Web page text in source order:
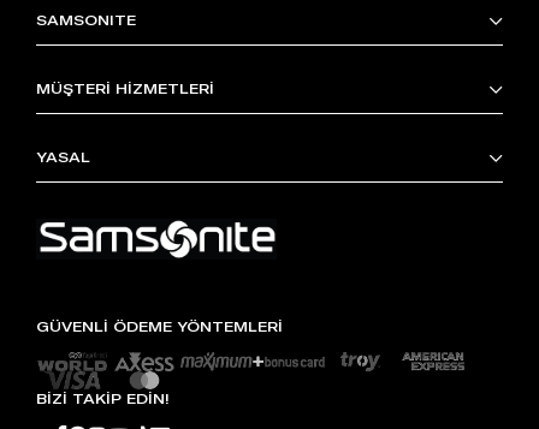
SAMSONITE
MÜŞTERİ HİZMETLERİ
YASAL
GÜVENLİ ÖDEME YÖNTEMLERİ
BİZİ TAKİP EDİN!